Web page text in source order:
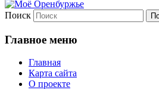
Поиск
Главное меню
Главная
Карта сайта
О проекте